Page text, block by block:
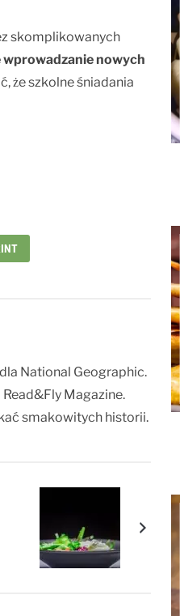
skomplikowanych
wprowadzanie nowych
że szkolne śniadania
National Geographic.
Magazine.
smakowitych historii.